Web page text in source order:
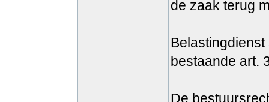
de zaak terug
bestaande art.
De